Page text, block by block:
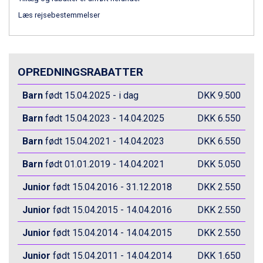
Ischgl fra DKK 7.095
St. Anton fra DKK 7.245
Ponte di Legno fra DKK 4.745
Bad Gastein fra DKK 4.195
Alleghe fra DKK 5.595
Sauze dOulx fra DKK 4.045
Arabba fra DKK 7.045
La Thuile fra DKK 4.595
Val Thorens fra DKK 5.395
Cervinia fra DKK 5.295
Sölden fra DKK 8.445
Bad Hofgastein fra DKK 5.495
Passo Tonale fra DKK 3.795
Saalbach fra DKK 5.945
Champoluc fra DKK 3.795
Sestriere fra DKK 4.395
Fieberbrunn fra DKK 6.145
Læs rejsebestemmelser
OPREDNINGSRABATTER
Barn født 15.04.2025 - i dag DKK 9.500
Barn født 15.04.2023 - 14.04.2025 DKK 6.550
Barn født 15.04.2021 - 14.04.2023 DKK 6.550
Barn født 01.01.2019 - 14.04.2021 DKK 5.050
Junior født 15.04.2016 - 31.12.2018 DKK 2.550
Junior født 15.04.2015 - 14.04.2016 DKK 2.550
Junior født 15.04.2014 - 14.04.2015 DKK 2.550
Junior født 15.04.2011 - 14.04.2014 DKK 1.650